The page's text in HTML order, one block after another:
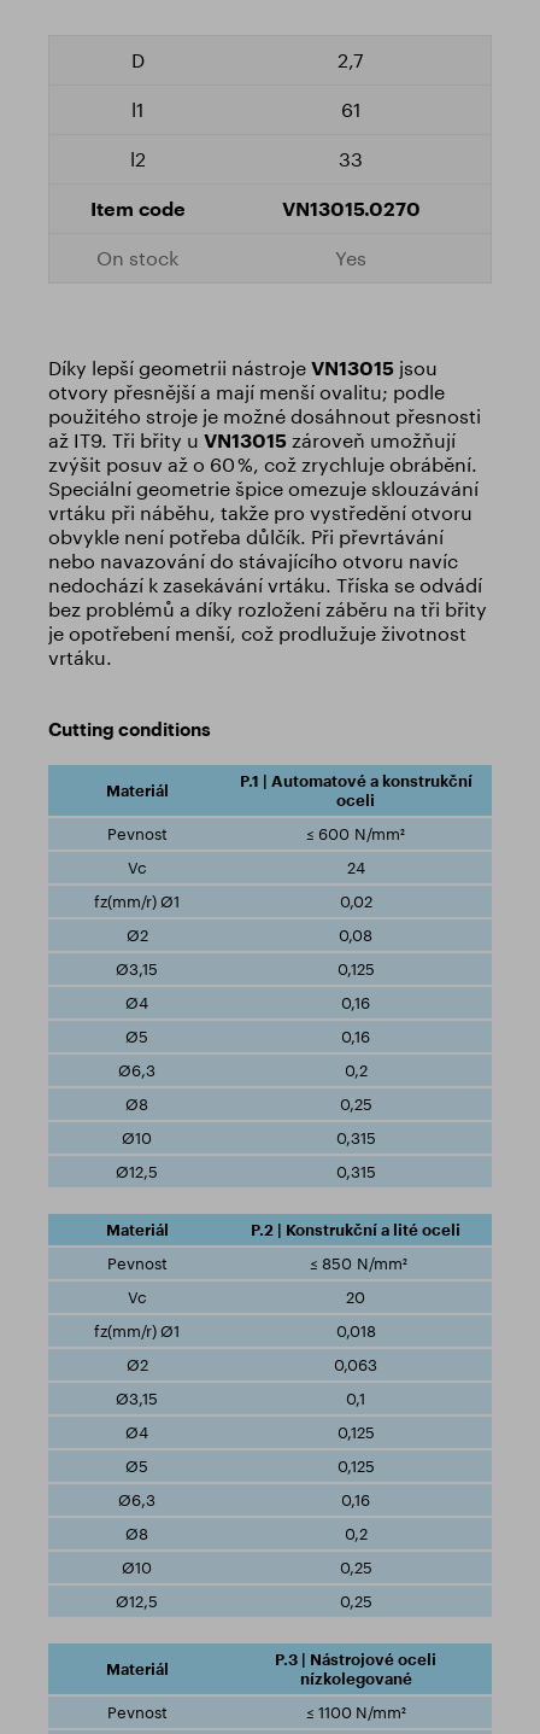
2,7
61
33
VN13015.0270
Yes
Díky lepší geometrii nástroje VN13015 jsou
otvory přesnější a mají menší ovalitu; podle
použitého stroje je možné dosáhnout přesnosti
až IT9. Tři břity u VN13015 zároveň umožňují
zvýšit posuv až o 60 %, což zrychluje obrábění.
Speciální geometrie špice omezuje sklouzávání
vrtáku při náběhu, takže pro vystředění otvoru
obvykle není potřeba důlčík. Při převrtávání
nebo navazování do stávajícího otvoru navíc
nedochází k zasekávání vrtáku. Tříska se odvádí
bez problémů a díky rozložení záběru na tři břity
je opotřebení menší, což prodlužuje životnost
vrtáku.
Cutting conditions
P.1 | Automatové a konstrukční
oceli
≤ 600 N/mm²
24
0,02
0,08
0,125
0,16
0,16
0,2
0,25
0,315
0,315
P.2 | Konstrukční a lité oceli
≤ 850 N/mm²
20
0,018
0,063
0,1
0,125
0,125
0,16
0,2
0,25
0,25
P.3 | Nástrojové oceli
nízkolegované
≤ 1100 N/mm²